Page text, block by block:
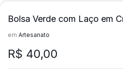
Bolsa Verde com Laço em
em Artesanato
R$ 40,00